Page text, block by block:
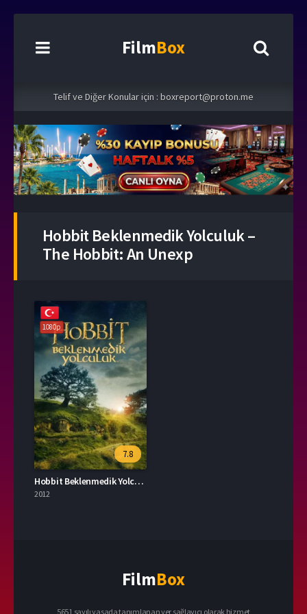
FilmBox
Telif ve Diğer Konular için : boxreport@proton.me
Hobbit Beklenmedik Yolculuk –
The Hobbit: An Unexp
1080p
7.8
Hobbit Beklenmedik Yolculuk 2012 – The Hobbit: An Unexpected Journey 1080p Turkce Dublaj izle
2012
FilmBox
5651 sayılı yasada tanımlanan yer sağlayıcı olarak hizmet